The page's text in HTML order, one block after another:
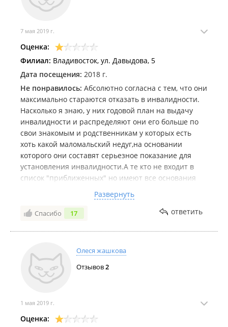
7 мая 2019 г.
Оценка:
Филиал: Владивосток, ул. Давыдова, 5
Дата посещения: 2018 г.
Не понравилось: Абсолютно согласна с тем, что они
максимально стараются отказать в инвалидности.
Насколько я знаю, у них годовой план на выдачу
инвалидности и распределяют они его больше по
свои знакомым и родственникам у которых есть
хоть какой маломальский недуг,на основании
которого они составят серьезное показание для
установления инвалидности.А те кто не входит в
список "приближенных" но имеют все основания
нее.Люди приходят без рук и ног - и выходят ни с
чем!! Основание для отказа-мол ваши внутренние
отсутствует, вы не зависите приема ежедневных
инвалидности. Я несколько лет получала от них
отказы, пока вторая нога полностью не высохла
(грубое повреждение седалищного нерва) и только
унизительных процедурах,которым они подвергают
клиентов). Динамика отрицательная по всем
показателям, и видя и понимая это-комиссия на 3
Развернуть
Спасибо 17 ответить
Олеся жашкова
Отзывов2
1 мая 2019 г.
Оценка: